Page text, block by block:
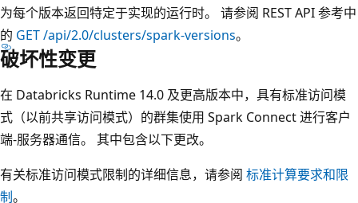
为每个版本返回特定于实现的运行时。 请参阅 REST API 参考中
的 GET /api/2.0/clusters/spark-versions。
破坏性变更
在 Databricks Runtime 14.0 及更高版本中，具有标准访问模
式（以前共享访问模式）的群集使用 Spark Connect 进行客户
端-服务器通信。 其中包含以下更改。
有关标准访问模式限制的详细信息，请参阅 标准计算要求和限
制。